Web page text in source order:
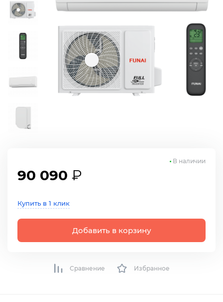
90 090 ₽
Купить в 1 клик
Добавить в корзину
В наличии
Сравнение Избранное